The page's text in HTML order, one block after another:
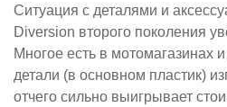
Ситуация с деталями и
Diversion второго поколения
Многое есть в мотомагазинах
детали (в основном пластик)
отчего сильно выигрывает